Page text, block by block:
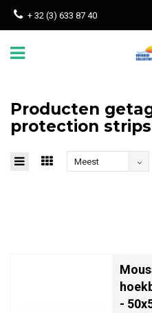
+ 32 (3) 633 87 40
Producten
protection strips
Meest
-